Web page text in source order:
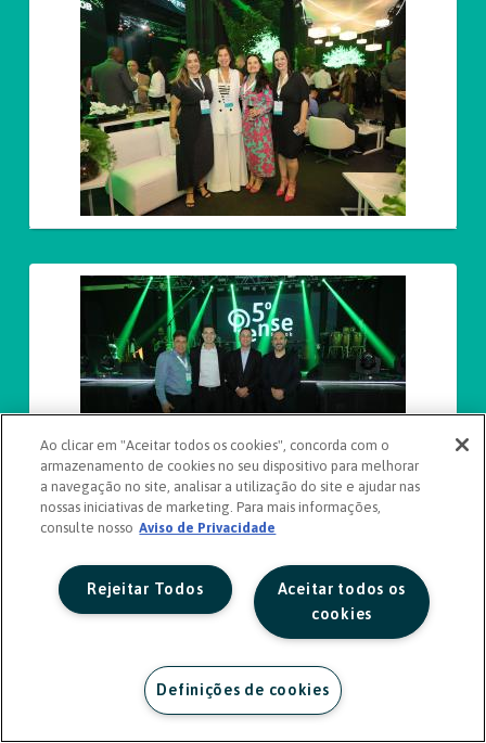
Ao clicar em "Aceitar todos os cookies", concorda com o
armazenamento de cookies no seu dispositivo para melhorar
a navegação no site, analisar a utilização do site e ajudar nas
nossas iniciativas de marketing. Para mais informações,
consulte nosso Aviso de Privacidade
Aceitar todos os
cookies
Rejeitar Todos
Definições de cookies